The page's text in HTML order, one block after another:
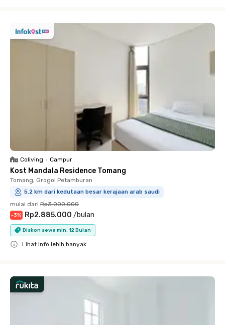
Coliving • Campur
Kost Mandala Residence Tomang
Tomang, Grogol Petamburan
5.2 km dari kedutaan besar kerajaan arab saudi
mulai dari Rp3.000.000
-3% Rp2.885.000 /bulan
Diskon sewa min. 12 Bulan
Lihat info lebih banyak